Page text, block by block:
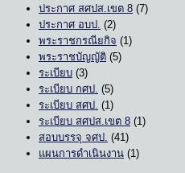
ประกาศ สศปส.เขต 8 (7)
ประกาศ อบป. (2)
พระราชกรณียกิจ (1)
พระราชบัญญัติ (5)
ระเบียบ (3)
ระเบียบ กศป. (5)
ระเบียบ สศป. (1)
ระเบียบ สศปส.เขต 8 (1)
สอบบรรจุ จศป. (41)
แผนการดำเนินงาน (1)